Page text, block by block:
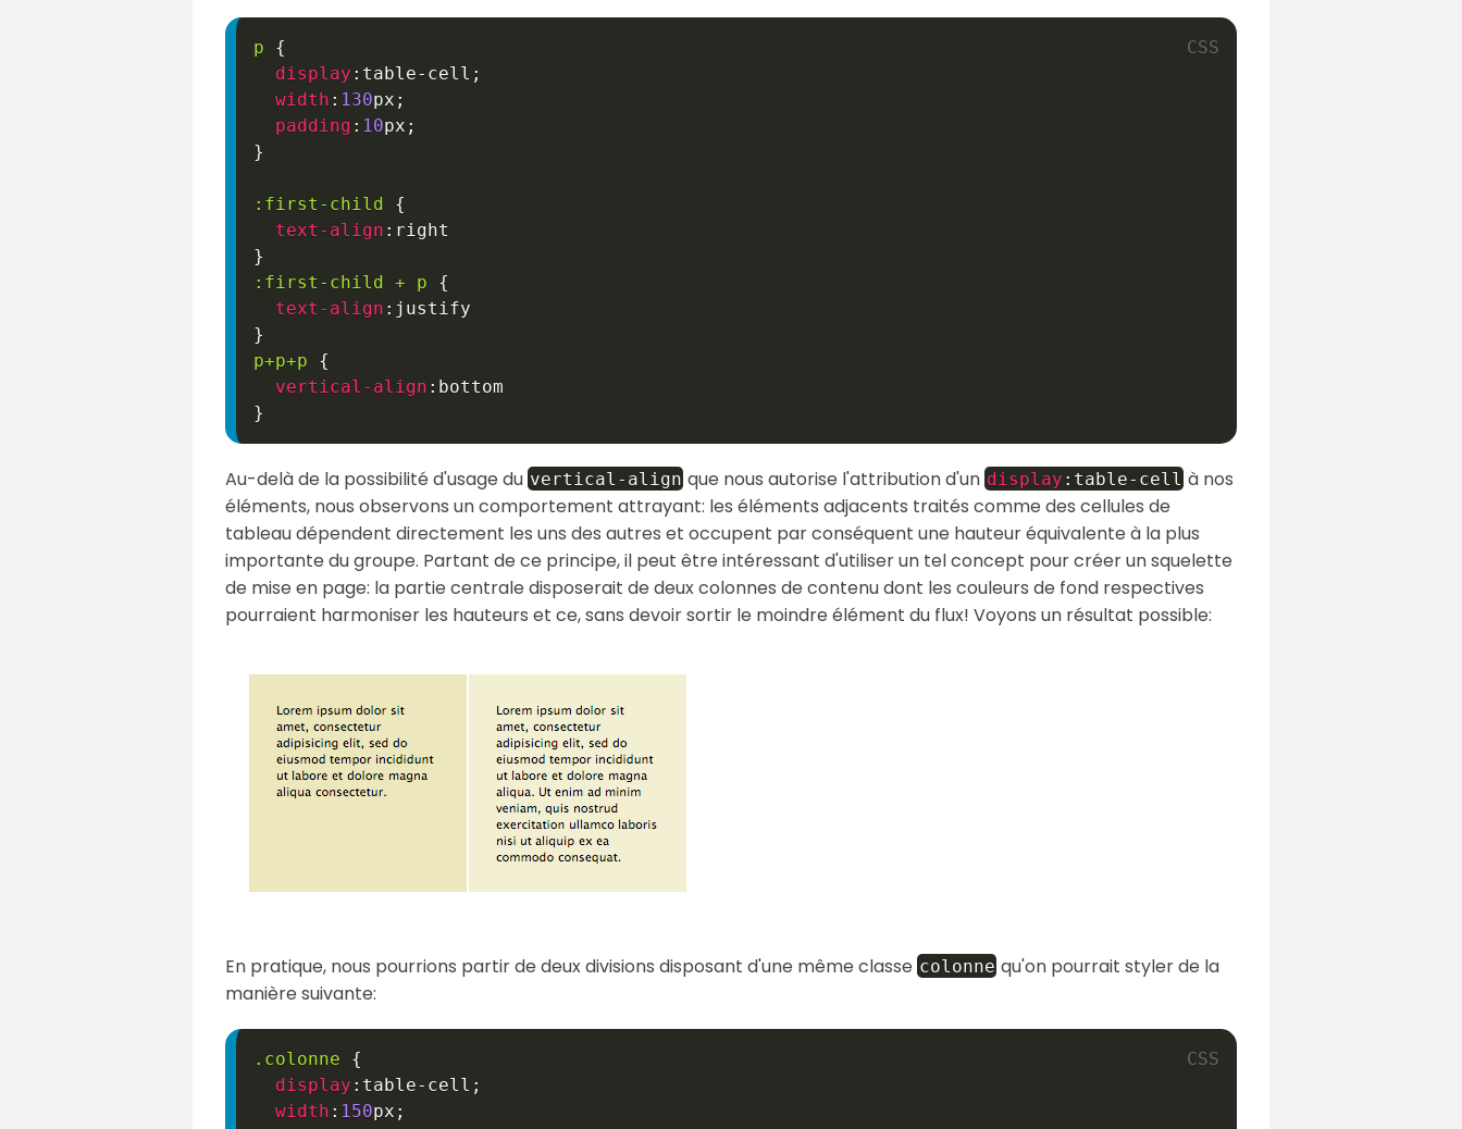
p
{
display : table-cell ;
width : 130px ;
padding : 10px ;
}
:first-child
{
text-align :
}
:first-child + p
{
text-align :
}
p+p+p
{
vertical-align :
}
Au-delà de la possibilité d'usage du vertical-align que nous autorise l'attribution d'undisplay : table-cell à nos
éléments, nous observons un comportement attrayant: les éléments adjacents traités comme des cellules de
tableau dépendent directement les uns des autres et occupent par conséquent une hauteur équivalente à la plus
importante du groupe. Partant de ce principe, il peut être intéressant d'utiliser un tel concept pour créer un squelette
de mise en page: la partie centrale disposerait de deux colonnes de contenu dont les couleurs de fond respectives
pourraient harmoniser les hauteurs et ce, sans devoir sortir le moindre élément du flux! Voyons un résultat possible:
En pratique, nous pourrions partir de deux divisions disposant d'une même classe colonne qu'on pourrait styler de la
manière suivante:
.colonne
{
display : table-cell ;
width : 150px ;